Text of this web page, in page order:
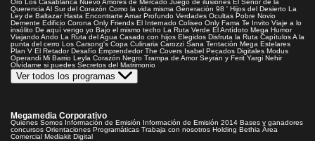
Oro Los Casablanca Nuevo Amores de Mercado Juego de ilusiones El Señor de la
Querencia Al Sur del Corazón Como la vida misma Generación 98 ' Hijos del Desierto La
Ley de Baltazar Hasta Encontrarte Amar Profundo Verdades Ocultas Pobre Novio
Demente Edificio Corona Only Friends El Internado Coliseo Only Fama Te Invito Viaje a lo
insólito De aquí vengo yo Bajo el mismo techo La Ruta Verde El Antídoto Mega Humor
Viajando Ando La Ruta del Agua Casado con hijos Elegidos Disfruta la Ruta CapítulosA la
punta del cerro Los Carsong's Copa Culinaria Carozzi Sana Tentación Mega Estelares
Plan V El Retador Desafío Emprendedor The Covers Isabel Pecados Digitales Modus
Operandi Mi Barrio Leyla Corazón Negro Trampa de Amor Seyrán y Ferit Yargi Nehir
Olvídame si puedes Secretos del Matrimonio
Ver todos los programas
Megamedia Corporativo
Quienes Somos Información de Emisión Información de Emisión 2014 Bases y ganadores
concursos Orientaciones Programáticas Trabaja con nosotros Holding Bethia Área
Comercial Mediakit Digital